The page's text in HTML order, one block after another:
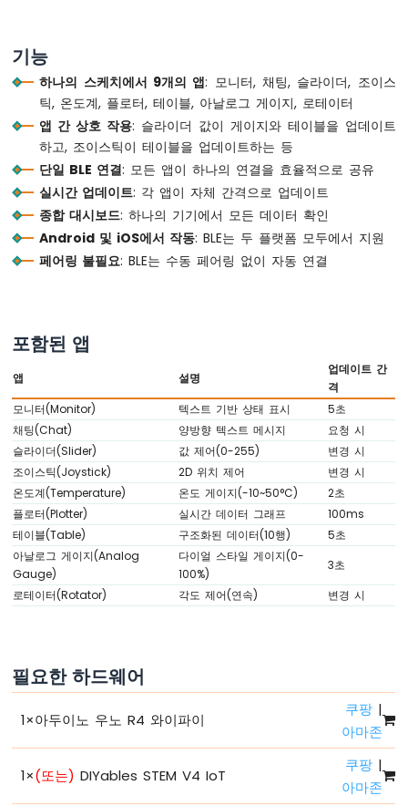
이
노
R4
WiFi/DIYables
STEM
V4
IoT
보
드)
노
우
노
R4
-
LED
-
점
멸
아
두
이
노
우
노
R4
-
지
없
빡
기능
하나의 스케치에서 9개의 앱: 모니터, 채팅, 슬라이더, 조이스
틱, 온도계, 플로터, 테이블, 아날로그 게이지, 로테이터
앱 간 상호 작용: 슬라이더 값이 게이지와 테이블을 업데이트
하고, 조이스틱이 테이블을 업데이트하는 등
단일 BLE 연결: 모든 앱이 하나의 연결을 효율적으로 공유
실시간 업데이트: 각 앱이 자체 간격으로 업데이트
종합 대시보드: 하나의 기기에서 모든 데이터 확인
Android 및 iOS에서 작동: BLE는 두 플랫폼 모두에서 지원
페어링 불필요: BLE는 수동 페어링 없이 자동 연결
포함된 앱
앱 설명
업데이트 간
격
모니터(Monitor)
텍스트 기반 상태 표시
5초
채팅(Chat)
양방향 텍스트 메시지
요청 시
슬라이더(Slider)
값 제어(0-255)
변경 시
조이스틱(Joystick)
2D 위치 제어
변경 시
온도계(Temperature)
온도 게이지(-10~50°C)
2초
플로터(Plotter)
실시간 데이터 그래프
100ms
테이블(Table)
구조화된 데이터(10행)
5초
아날로그 게이지(Analog
Gauge)
다이얼 스타일 게이지(0-
100%)
3초
로테이터(Rotator)
각도 제어(연속) 변경 시
필요한 하드웨어
1×아두이노 우노 R4 와이파이
쿠팡 |
아마존
1×(또는) DIYables STEM V4 IoT
쿠팡 |
아마존